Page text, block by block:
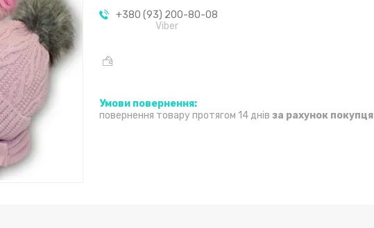
+380 (93) 200-80-08
Viber
повернення товару протягом 14 днів за рахунок покупця